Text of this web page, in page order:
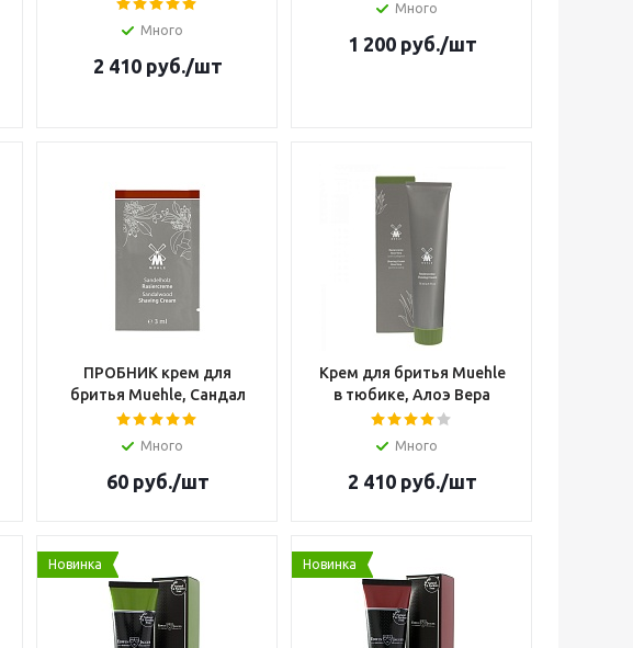
Много
2 410руб./шт
Много
1 200руб./шт
ПРОБНИК крем для
бритья Muehle, Сандал
Много
60руб./шт
Крем для бритья Muehle
в тюбике, Алоэ Вера
Много
2 410руб./шт
Новинка Новинка